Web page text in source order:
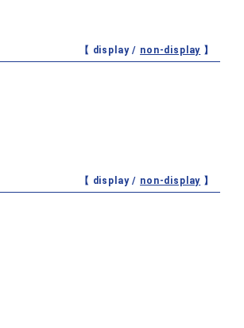
【 display / non-display 】
【 display / non-display 】